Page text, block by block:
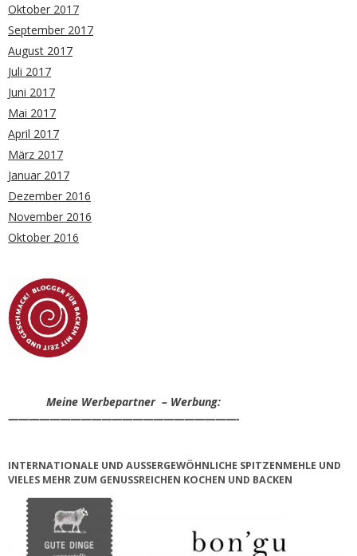
Oktober 2017
September 2017
August 2017
Juli 2017
Juni 2017
Mai 2017
April 2017
März 2017
Januar 2017
Dezember 2016
November 2016
Oktober 2016
Meine Werbepartner – Werbung:
——————————————————————-
INTERNATIONALE UND AUSSERGEWÖHNLICHE SPITZENMEHLE UND V
IELES MEHR ZUM GENUSSREICHEN KOCHEN UND BACKEN